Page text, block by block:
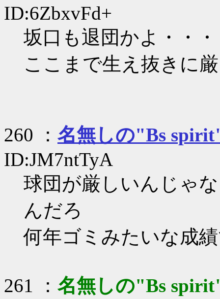
ID:6ZbxvFd+
坂口も退団かよ・・・
ここまで生え抜きに
260 ： 名無しの"Bs
ID:JM7ntTyA
球団が厳しいんじゃ
んだろ
何年ゴミみたいな成
261 ： 名無しの"Bs